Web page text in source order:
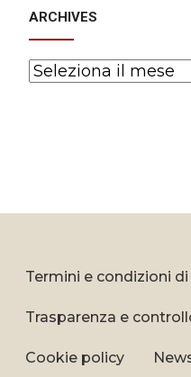
ARCHIVES
Archives
Termini e condizioni
Trasparenza e
Cookie policy